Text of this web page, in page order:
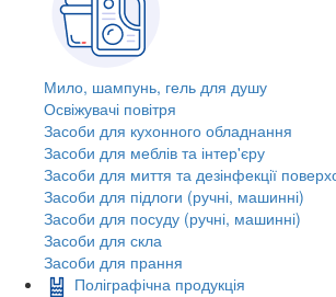
Мило, шампунь, гель для душу
Освіжувачі повітря
Засоби для кухонного обладнання
Засоби для меблів та інтер'єру
Засоби для миття та дезінфекції
Засоби для підлоги (ручні, машинні)
Засоби для посуду (ручні, машинні)
Засоби для скла
Засоби для прання
Поліграфічна продукція